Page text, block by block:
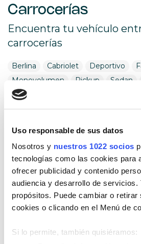
Uso responsable de sus datos
Nosotros y nuestros 1022 socios
tecnologías como las cookies para
ofrecer publicidad y contenido
audiencia y desarrollo de
propósitos. Puede cambiar o
cookies o clicando en el Menú de
Si lo permite, también quisiéramos:
Carrocerías
Encuentra tu vehículo
carrocerías
Berlina Cabriolet Deportivo
Monovolumen
Pickup Sedan
Utilitario
Diésel Eléctrico Gasolina
Híbrido (Gasolina)
Híbrido
Cambio